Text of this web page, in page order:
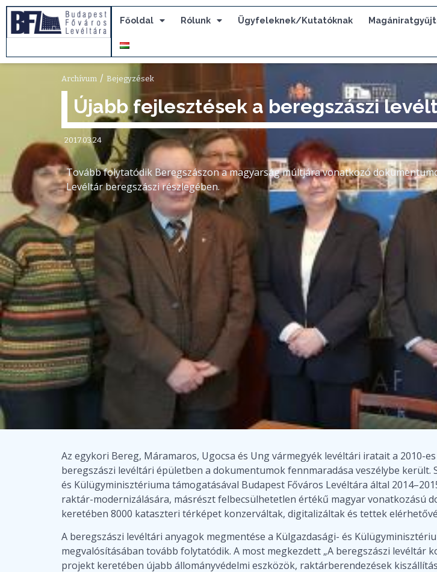
Főoldal Rólunk Ügyfeleknek/Kutatóknak
Archívum / Bejegyzések
Újabb fejlesztések a beregszászi
2017.03.24
Tovább folytatódik Beregszászon a magyarság múltjára vonatkozó
Levéltár beregszászi részlegében.
Az egykori Bereg, Máramaros, Ugocsa és Ung vármegyék levéltári iratait a
beregszászi levéltári épületben a dokumentumok fennmaradása veszélybe
és Külügyminisztériuma támogatásával Budapest Főváros Levéltára által
raktár-modernizálására, másrészt felbecsülhetetlen értékű magyar vonatkozású
keretében 8000 kataszteri térképet konzerváltak, digitalizáltak és tettek
A beregszászi levéltári anyagok megmentése a Külgazdasági- és
megvalósításában tovább folytatódik. A most megkezdett „A beregszászi levéltár
projekt keretében újabb állományvédelmi eszközök, raktárberendezések